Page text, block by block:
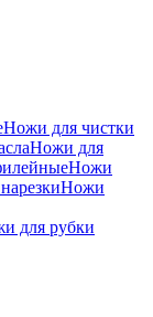
Ножи для чистки
Ножи для
Ножи
Ножи
для рубки